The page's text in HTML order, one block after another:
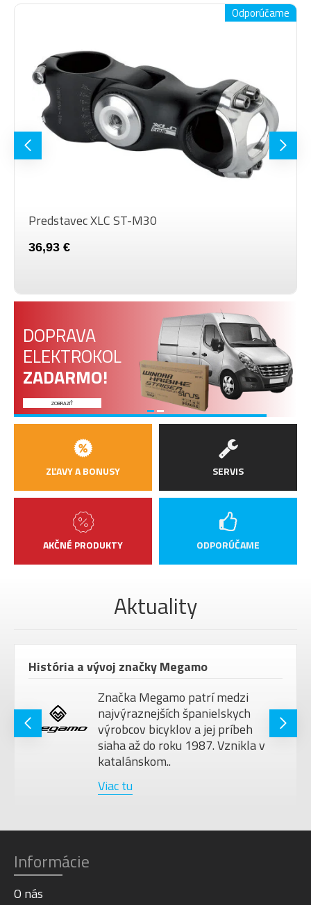
Odporúčame
Predstavec XLC ST-M30
36,93 €
DOPRAVA
ELEKTROKOL
ZADARMO!
ZOBRAZIŤ
ZĽAVY A BONUSY
AKČNÉ PRODUKTY
SERVIS
ODPORÚČAME
Aktuality
História a vývoj značky Megamo
Značka Megamo patrí medzi
najvýraznejších španielskych
výrobcov bicyklov a jej príbeh
siaha až do roku 1987. Vznikla v
katalánskom..
Viac tu
Informácie
O nás